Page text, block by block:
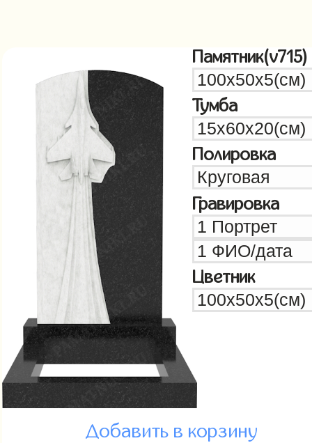
Памятник(v715)
Тумба
Полировка
Гравировка
Цветник
Добавить в корзину